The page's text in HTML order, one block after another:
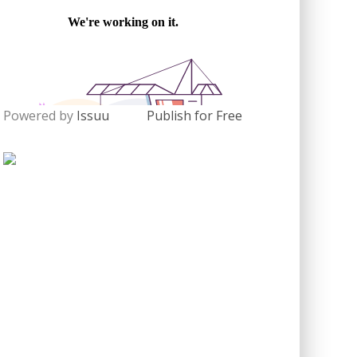
Powered by Issuu Publish for Free